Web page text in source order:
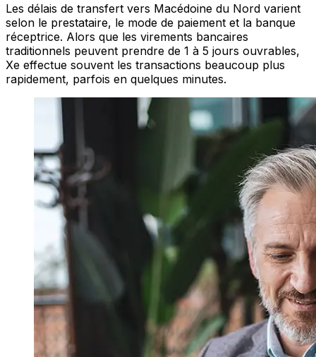
Les délais de transfert vers Macédoine du Nord varient
selon le prestataire, le mode de paiement et la banque
réceptrice. Alors que les virements bancaires
traditionnels peuvent prendre de 1 à 5 jours ouvrables,
Xe effectue souvent les transactions beaucoup plus
rapidement, parfois en quelques minutes.